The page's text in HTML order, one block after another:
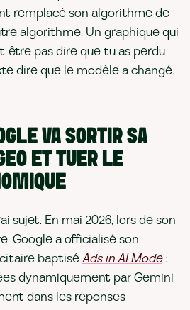
remplacé son algorithme de
algorithme. Un graphique qui
être pas dire que tu as perdu
dire que le modèle a changé.
VA SORTIR SA
ET TUER LE
sujet. En mai 2026, lors de son
Google a officialisé son
baptiséAds in AI Mode:
dynamiquement par Gemini
dans les réponses